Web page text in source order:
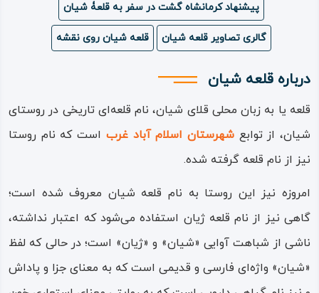
پیشنهاد کرمانشاه گشت در سفر به قلعۀ شیان
گالری تصاویر قلعه شیان قلعه شیان روی نقشه
درباره قلعه شیان
قلعه یا به زبان محلی قلای شیان، نام قلعه‌ای تاریخی در روستای
شیان، از توابعشهرستان اسلام آباد غرب است که نام روستا
نیز از نام قلعه گرفته شده.
امروزه نیز این روستا به نام قلعه شیان معروف شده است؛
گاهی نیز از نام قلعه ژیان استفاده می‌شود که اعتبار نداشته،
ناشی از شباهت آوایی «شیان» و «ژیان» است؛ در حالی که لفظ
«شیان» واژه‌ای فارسی و قدیمی است که به معنای جزا و پاداش